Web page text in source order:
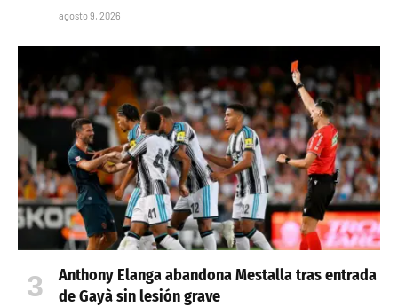
agosto 9, 2026
Anthony Elanga abandona Mestalla tras entrada
de Gayà sin lesión grave